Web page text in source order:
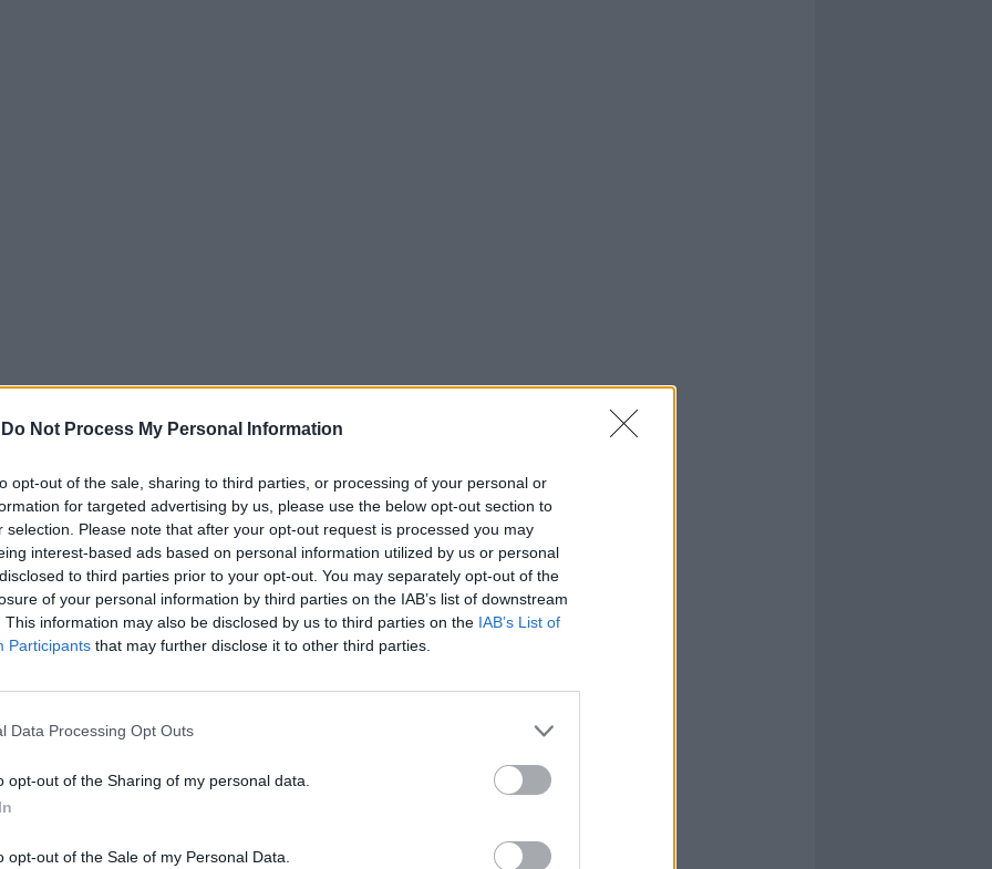
Do Not Process My Personal Information
opt-out of the sale, sharing to third parties, or processing of your personal or
for targeted advertising by us, please use the below opt-out section to
selection. Please note that after your opt-out request is processed you may
interest-based ads based on personal information utilized by us or personal
to third parties prior to your opt-out. You may separately opt-out of the
of your personal information by third parties on the IAB’s list of downstream
This information may also be disclosed by us to third parties on the IAB’s List of
Participants that may further disclose it to other third parties.
Data Processing Opt Outs
opt-out of the Sharing of my personal data.
opt-out of the Sale of my Personal Data.
3D:
Lazio
media